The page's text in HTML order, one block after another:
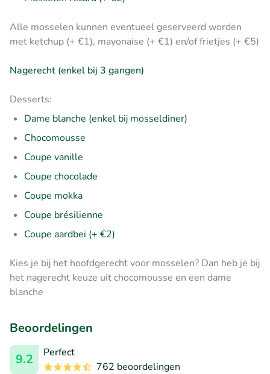
Alle mosselen kunnen eventueel geserveerd worden
met ketchup (+ €1), mayonaise (+ €1) en/of frietjes (+ €5)
Nagerecht (enkel bij 3 gangen)
Desserts:
Dame blanche (enkel bij mosseldiner)
Chocomousse
Coupe vanille
Coupe chocolade
Coupe mokka
Coupe brésilienne
Coupe aardbei (+ €2)
Kies je bij het hoofdgerecht voor mosselen? Dan heb je bij
het nagerecht keuze uit chocomousse en een dame
blanche
Beoordelingen
9.2
Perfect
762 beoordelingen